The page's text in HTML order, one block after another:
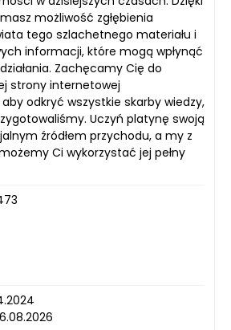
możliwość zgłębienia
tego szlachetnego materiału i
informacji, które mogą wpłynąć
Zachęcamy Cię do
strony internetowej
odkryć wszystkie skarby wiedzy,
Uczyń platynę swoją
źródłem przychodu, a my z
Ci wykorzystać jej pełny